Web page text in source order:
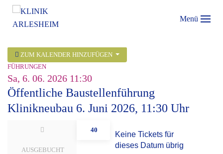
Menü
ZUM KALENDER HINZUFÜGEN
FÜHRUNGEN
Sa, 6. 06. 2026 11:30
Öffentliche Baustellenführung
Klinikneubau 6. Juni 2026, 11:30 Uhr
AUSGEBUCHT
40
Keine Tickets für
dieses Datum übrig